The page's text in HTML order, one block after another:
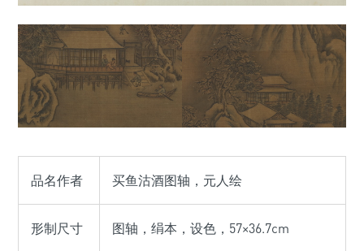
品名作者 买鱼沽酒图轴，元人绘
形制尺寸 图轴，绢本，设色，57×36.7cm